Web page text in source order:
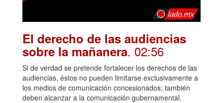
El derecho de las audiencias
sobre la mañanera. 02:56
Si de verdad se pretende fortalecer los derechos de las
audiencias, éstos no pueden limitarse exclusivamente a
los medios de comunicación concesionados; también
deben alcanzar a la comunicación gubernamental.